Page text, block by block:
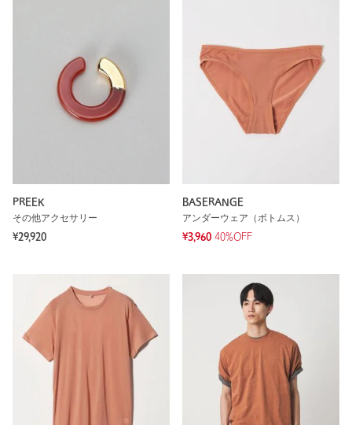
PREEK
その他アクセサリー
¥29,920
BASERANGE
アンダーウェア（ボトムス）
¥3,960 40%OFF